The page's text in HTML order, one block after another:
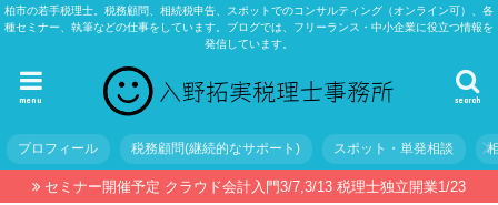
柏市の若手税理士。税務顧問、相続税申告、スポットでのコンサルティング（オンライン可）、各
種セミナー、執筆などの仕事をしています。ブログでは、フリーランス・中小企業に役立つ情報を
発信しています。
search
menu
プロフィール 税務顧問(継続的なサポート) スポット・単発相談
セミナー開催予定 クラウド会計入門3/7,3/13 税理士独立開業1/23